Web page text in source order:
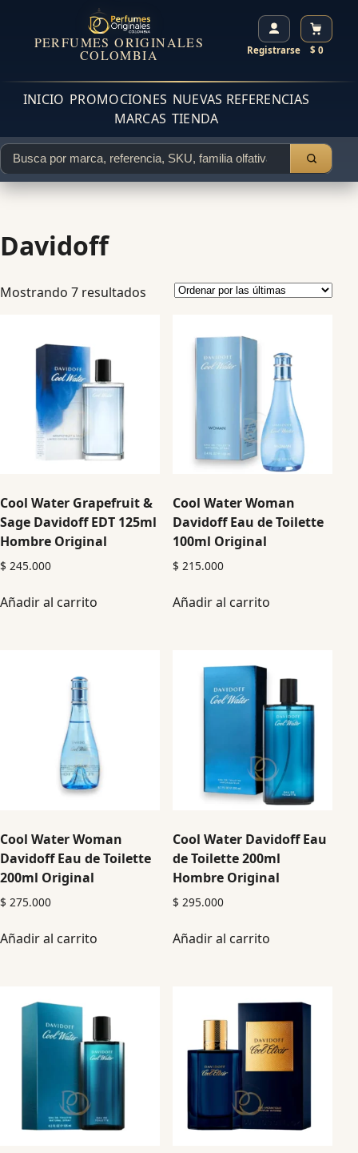
PERFUMES ORIGINALES
COLOMBIA Registrarse $ 0
INICIO PROMOCIONES NUEVAS REFERENCIAS
MARCAS TIENDA
Davidoff
Mostrando 7 resultados
Cool Water Grapefruit &
Sage Davidoff EDT 125ml
Hombre Original
$ 245.000
Añadir al carrito
Cool Water Woman
Davidoff Eau de Toilette
100ml Original
$ 215.000
Añadir al carrito
Cool Water Woman
Davidoff Eau de Toilette
200ml Original
$ 275.000
Añadir al carrito
Cool Water Davidoff Eau
de Toilette 200ml
Hombre Original
$ 295.000
Añadir al carrito